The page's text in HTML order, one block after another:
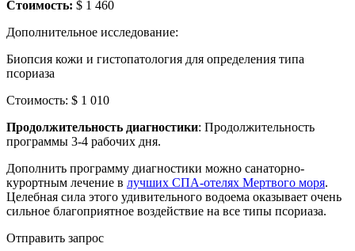
Стоимость: $ 1 460
Дополнительное исследование:
Биопсия кожи и гистопатология для определения типа
псориаза
Стоимость: $ 1 010
Продолжительность диагностики: Продолжительность
программы 3-4 рабочих дня.
Дополнить программу диагностики можно санаторно-
курортным лечение в лучших СПА-отелях Мертвого моря.
Целебная сила этого удивительного водоема оказывает очень
сильное благоприятное воздействие на все типы псориаза.
Отправить запрос